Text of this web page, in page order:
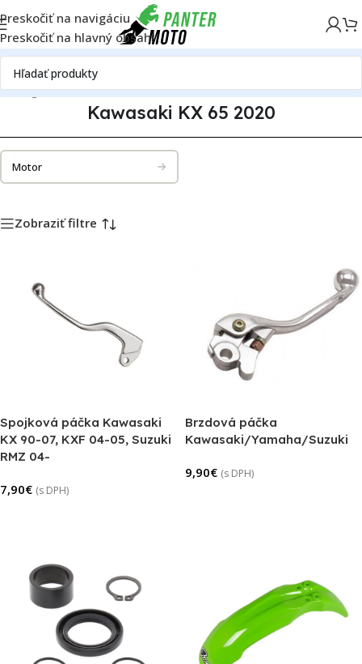
Preskočiť na navigáciu
Preskočiť na hlavný obsah
motoriekKawasakiKawasaki KX 65Kawasaki KX 65 2020
Kawasaki KX 65 2020
Motor
Zobraziť filtre
Spojková páčka Kawasaki
KX 90-07, KXF 04-05, Suzuki
RMZ 04-
7,90€ (s DPH)
Brzdová páčka
Kawasaki/Yamaha/Suzuki
9,90€ (s DPH)